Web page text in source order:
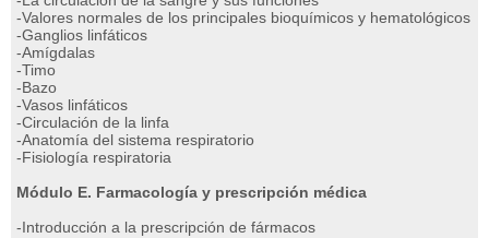
-Valores normales de los principales bioquímicos y hematológicos
-Ganglios linfáticos
-Amígdalas
-Timo
-Bazo
-Vasos linfáticos
-Circulación de la linfa
-Anatomía del sistema respiratorio
-Fisiología respiratoria
Módulo E. Farmacología y prescripción médica
-Introducción a la prescripción de fármacos